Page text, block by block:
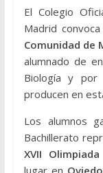
El Colegio
Madrid
Comunidad de
alumnado de
Biología y por
producen en
Los alumnos
Bachillerato
XVII